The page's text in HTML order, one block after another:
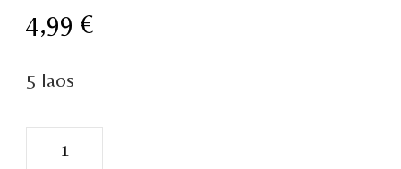
4,99 €
5 laos
Laste